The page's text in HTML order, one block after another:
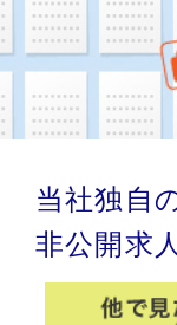
当社独自
非公開求